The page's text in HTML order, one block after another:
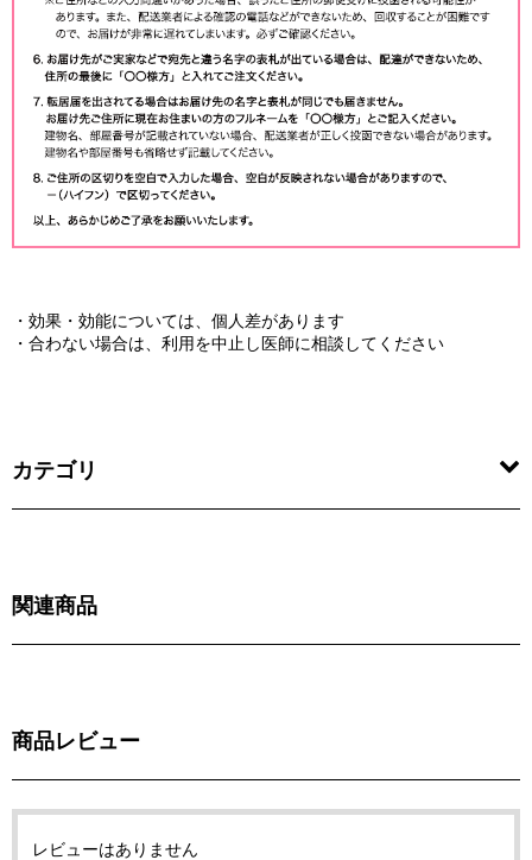
・効果・効能については、個人差があります
・合わない場合は、利用を中止し医師に相談してください
カテゴリ
関連商品
商品レビュー
レビューはありません